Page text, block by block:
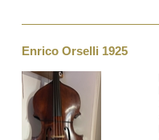
Enrico Orselli 1925